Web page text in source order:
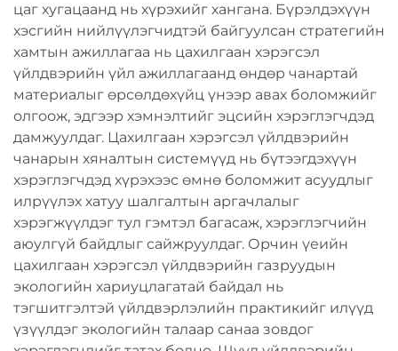
цаг хугацаанд нь хүрэхийг хангана. Бүрэлдэхүүн
хэсгийн нийлүүлэгчидтэй байгуулсан стратегийн
хамтын ажиллагаа нь цахилгаан хэрэгсэл
үйлдвэрийн үйл ажиллагаанд өндөр чанартай
материалыг өрсөлдөхүйц үнээр авах боломжийг
олгоож, эдгээр хэмнэлтийг эцсийн хэрэглэгчдэд
дамжуулдаг. Цахилгаан хэрэгсэл үйлдвэрийн
чанарын хяналтын системүүд нь бүтээгдэхүүн
хэрэглэгчдэд хүрэхээс өмнө боломжит асуудлыг
илрүүлэх хатуу шалгалтын аргачлалыг
хэрэгжүүлдэг тул гэмтэл багасаж, хэрэглэгчийн
аюулгүй байдлыг сайжруулдаг. Орчин үеийн
цахилгаан хэрэгсэл үйлдвэрийн газруудын
экологийн хариуцлагатай байдал нь
тэгшитгэлтэй үйлдвэрлэлийн практикийг илүүд
үзүүлдэг экологийн талаар санаа зовдог